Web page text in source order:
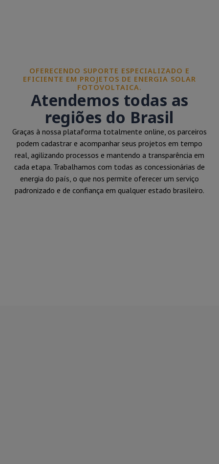
OFERECENDO SUPORTE ESPECIALIZADO E
EFICIENTE EM PROJETOS DE ENERGIA SOLAR
FOTOVOLTAICA.
Atendemos todas as
regiões do Brasil
Graças à nossa plataforma totalmente online, os parceiros
podem cadastrar e acompanhar seus projetos em tempo
real, agilizando processos e mantendo a transparência em
cada etapa. Trabalhamos com todas as concessionárias de
energia do país, o que nos permite oferecer um serviço
padronizado e de confiança em qualquer estado brasileiro.